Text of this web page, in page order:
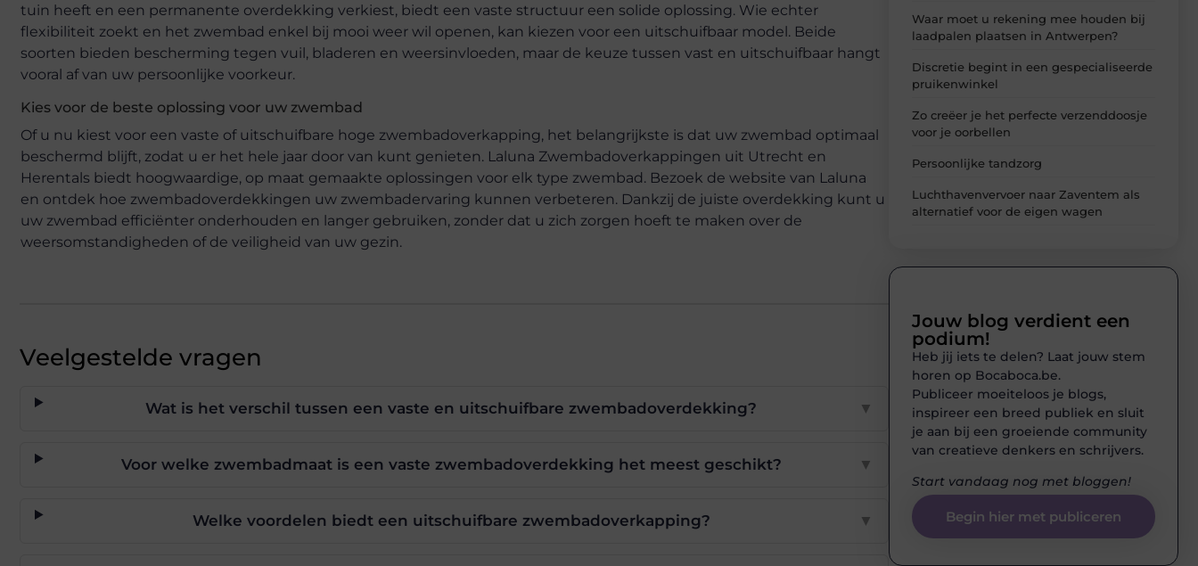
tuin heeft en een permanente overdekking verkiest, biedt een vaste structuur een solide oplossing. Wie echter
flexibiliteit zoekt en het zwembad enkel bij mooi weer wil openen, kan kiezen voor een uitschuifbaar model. Beide
soorten bieden bescherming tegen vuil, bladeren en weersinvloeden, maar de keuze tussen vast en uitschuifbaar hangt
vooral af van uw persoonlijke voorkeur.
Kies voor de beste oplossing voor uw zwembad
Of u nu kiest voor een vaste of uitschuifbare hoge zwembadoverkapping, het belangrijkste is dat uw zwembad optimaal
beschermd blijft, zodat u er het hele jaar door van kunt genieten. Laluna Zwembadoverkappingen uit Utrecht en
Herentals biedt hoogwaardige, op maat gemaakte oplossingen voor elk type zwembad. Bezoek de website van Laluna
en ontdek hoe zwembadoverdekkingen uw zwembadervaring kunnen verbeteren. Dankzij de juiste overdekking kunt u
uw zwembad efficiënter onderhouden en langer gebruiken, zonder dat u zich zorgen hoeft te maken over de
weersomstandigheden of de veiligheid van uw gezin.
Veelgestelde vragen
Wat is het verschil tussen een vaste en uitschuifbare zwembadoverdekking? ▼
Voor welke zwembadmaat is een vaste zwembadoverdekking het meest geschikt? ▼
Welke voordelen biedt een uitschuifbare zwembadoverkapping? ▼
Waar moet u rekening mee houden bij
laadpalen plaatsen in Antwerpen?
Discretie begint in een gespecialiseerde
pruikenwinkel
Zo creëer je het perfecte verzenddoosje
voor je oorbellen
Persoonlijke tandzorg
Luchthavenvervoer naar Zaventem als
alternatief voor de eigen wagen
Jouw blog verdient een
podium!
Heb jij iets te delen? Laat jouw stem
horen op Bocaboca.be.
Publiceer moeiteloos je blogs,
inspireer een breed publiek en sluit
je aan bij een groeiende community
van creatieve denkers en schrijvers.
Start vandaag nog met bloggen!
Begin hier met publiceren